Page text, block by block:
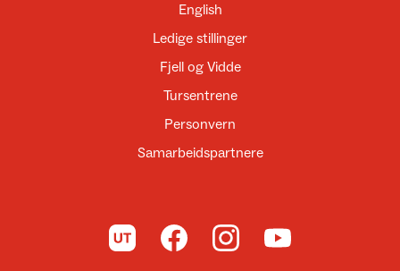
English
Ledige stillinger
Fjell og Vidde
Tursentrene
Personvern
Samarbeidspartnere
Til UT.no Til DNT på Facebook
Til DNT på Instagram
Til DNT på YouTube